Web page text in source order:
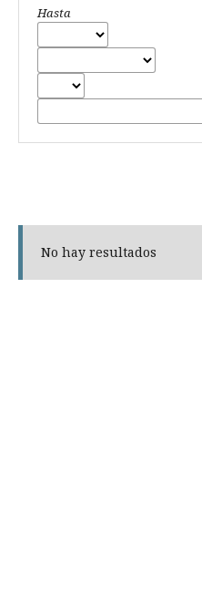
Hasta
No hay resultados